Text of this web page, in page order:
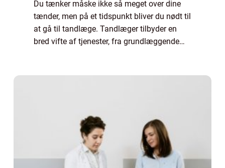
Du tænker måske ikke så meget over dine
tænder, men på et tidspunkt bliver du nødt til
at gå til tandlæge. Tandlæger tilbyder en
bred vifte af tjenester, fra grundlæggende